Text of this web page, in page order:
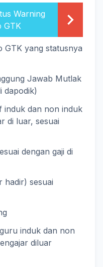
Warning
GTK
GTK yang statusnya
Jawab Mutlak
dapodik)
induk dan non induk
di luar, sesuai
dengan gaji di
hadir) sesuai
induk dan non
diluar